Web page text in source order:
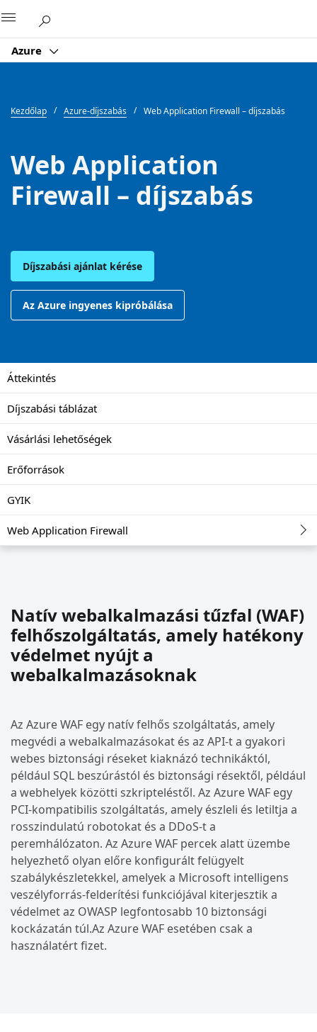
Azure
Kezdőlap Azure-díjszabás Web Application Firewall – díjszabás
Web Application
Firewall – díjszabás
Díjszabási ajánlat kérése
Az Azure ingyenes kipróbálása
Áttekintés
Díjszabási táblázat
Vásárlási lehetőségek
Erőforrások
GYIK
Web Application Firewall
Natív webalkalmazási tűzfal (WAF)
felhőszolgáltatás, amely hatékony
védelmet nyújt a
webalkalmazásoknak
Az Azure WAF egy natív felhős szolgáltatás, amely
megvédi a webalkalmazásokat és az API-t a gyakori
webes biztonsági réseket kiaknázó technikáktól,
például SQL beszúrástól és biztonsági résektől, például
a webhelyek közötti szkripteléstől. Az Azure WAF egy
PCI-kompatibilis szolgáltatás, amely észleli és letiltja a
rosszindulatú robotokat és a DDoS-t a
peremhálózaton. Az Azure WAF percek alatt üzembe
helyezhető olyan előre konfigurált felügyelt
szabálykészletekkel, amelyek a Microsoft intelligens
veszélyforrás-felderítési funkciójával kiterjesztik a
védelmet az OWASP legfontosabb 10 biztonsági
kockázatán túl.Az Azure WAF esetében csak a
használatért fizet.